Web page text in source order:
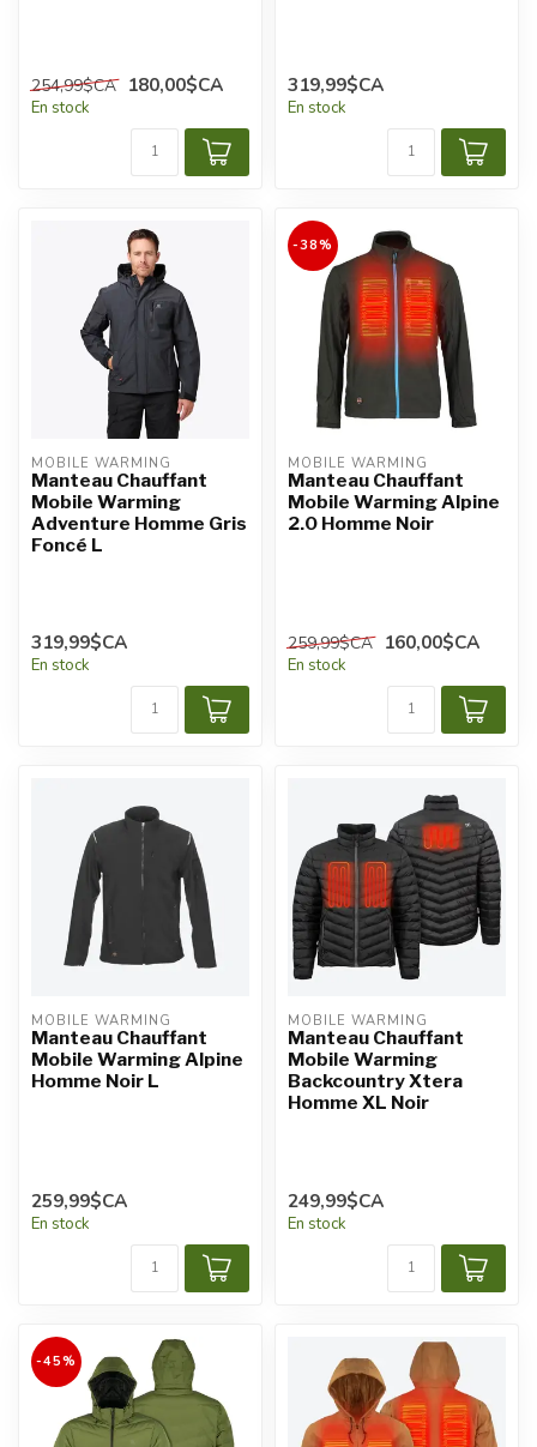
254,99$CA 180,00$CA
En stock
319,99$CA
En stock
MOBILE WARMING
Manteau Chauffant
Mobile Warming
Adventure Homme Gris
Foncé L
319,99$CA
En stock
-38%
MOBILE WARMING
Manteau Chauffant
Mobile Warming Alpine
2.0 Homme Noir
259,99$CA 160,00$CA
En stock
MOBILE WARMING
Manteau Chauffant
Mobile Warming Alpine
Homme Noir L
259,99$CA
En stock
MOBILE WARMING
Manteau Chauffant
Mobile Warming
Backcountry Xtera
Homme XL Noir
249,99$CA
En stock
-45%